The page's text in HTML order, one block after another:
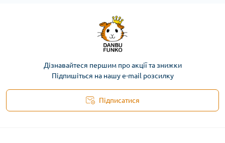
Дізнавайтеся першим про акції та знижки
Підпишіться на нашу e-mail розсилку
Підписатися